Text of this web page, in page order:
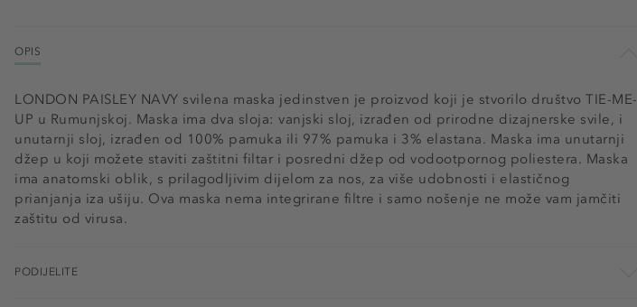
OPIS
LONDON PAISLEY NAVY svilena maska jedinstven je proizvod koji je stvorilo društvo TIE-ME-
UP u Rumunjskoj. Maska ima dva sloja: vanjski sloj, izrađen od prirodne dizajnerske svile, i
unutarnji sloj, izrađen od 100% pamuka ili 97% pamuka i 3% elastana. Maska ima unutarnji
džep u koji možete staviti zaštitni filtar i posredni džep od vodootpornog poliestera. Maska
ima anatomski oblik, s prilagodljivim dijelom za nos, za više udobnosti i elastičnog
prianjanja iza ušiju. Ova maska nema integrirane filtre i samo nošenje ne može vam jamčiti
zaštitu od virusa.
PODIJELITE